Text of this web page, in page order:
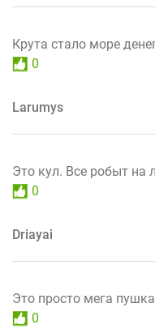
Крута стало море
0
Larumys
Это кул. Все робыт на
0
Driayai
Это просто мега
0